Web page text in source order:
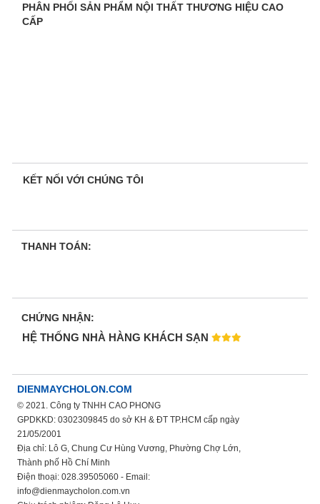
PHÂN PHỐI SẢN PHẨM NỘI THẤT THƯƠNG HIỆU CAO
CẤP
HỆ THỐNG NHÀ HÀNG KHÁCH SẠN
KẾT NỐI VỚI CHÚNG TÔI
THANH TOÁN:
CHỨNG NHẬN:
DIENMAYCHOLON.COM
© 2021. Công ty TNHH CAO PHONG
GPDKKD: 0302309845 do sở KH & ĐT TP.HCM cấp ngày
21/05/2001
Địa chỉ: Lô G, Chung Cư Hùng Vương, Phường Chợ Lớn,
Thành phố Hồ Chí Minh
Điện thoại: 028.39505060 - Email:
info@dienmaycholon.com.vn